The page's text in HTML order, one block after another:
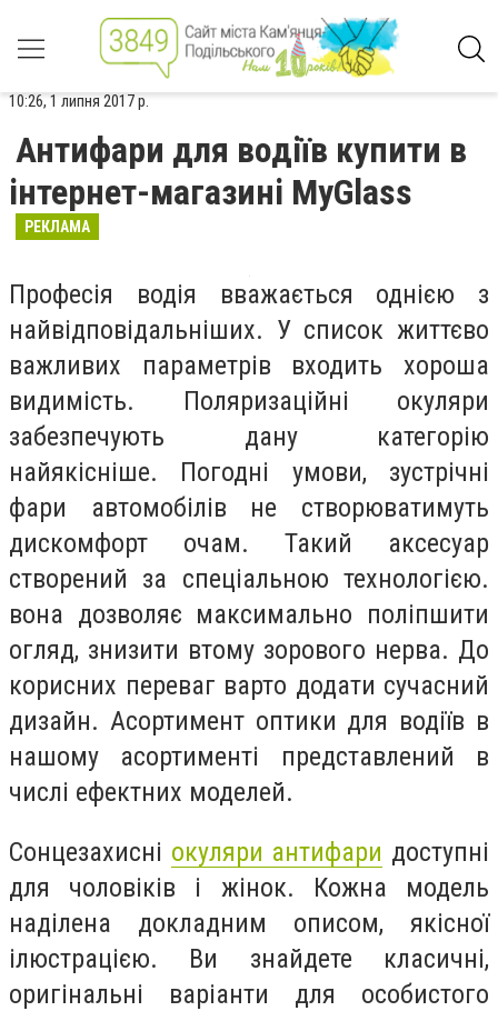
10:26, 1 липня 2017 р.
Антифари для водіїв купити в
інтернет-магазині MyGlass
РЕКЛАМА
Професія водія вважається однією з
найвідповідальніших. У список життєво
важливих параметрів входить хороша
видимість. Поляризаційні окуляри
забезпечують дану категорію
найякісніше. Погодні умови, зустрічні
фари автомобілів не створюватимуть
дискомфорт очам. Такий аксесуар
створений за спеціальною технологією.
вона дозволяє максимально поліпшити
огляд, знизити втому зорового нерва. До
корисних переваг варто додати сучасний
дизайн. Асортимент оптики для водіїв в
нашому асортименті представлений в
числі ефектних моделей.
Сонцезахисні окуляри антифари доступні
для чоловіків і жінок. Кожна модель
наділена докладним описом, якісної
ілюстрацією. Ви знайдете класичні,
оригінальні варіанти для особистого